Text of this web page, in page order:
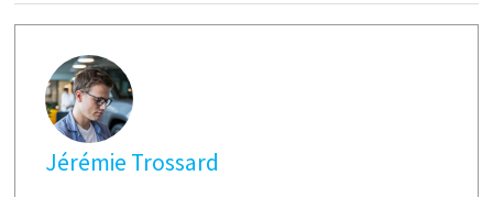
Jérémie Trossard